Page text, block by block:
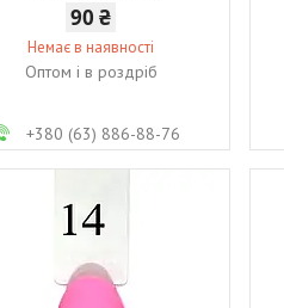
90 ₴
Немає в наявності
Оптом і в роздріб
+380 (63) 886-88-76